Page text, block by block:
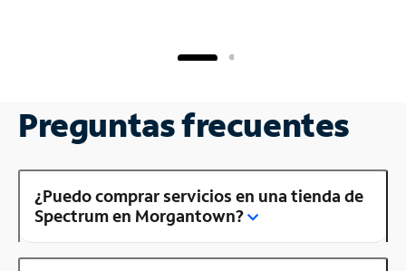
Preguntas frecuentes
¿Puedo comprar servicios en una tienda de
Spectrum en Morgantown?